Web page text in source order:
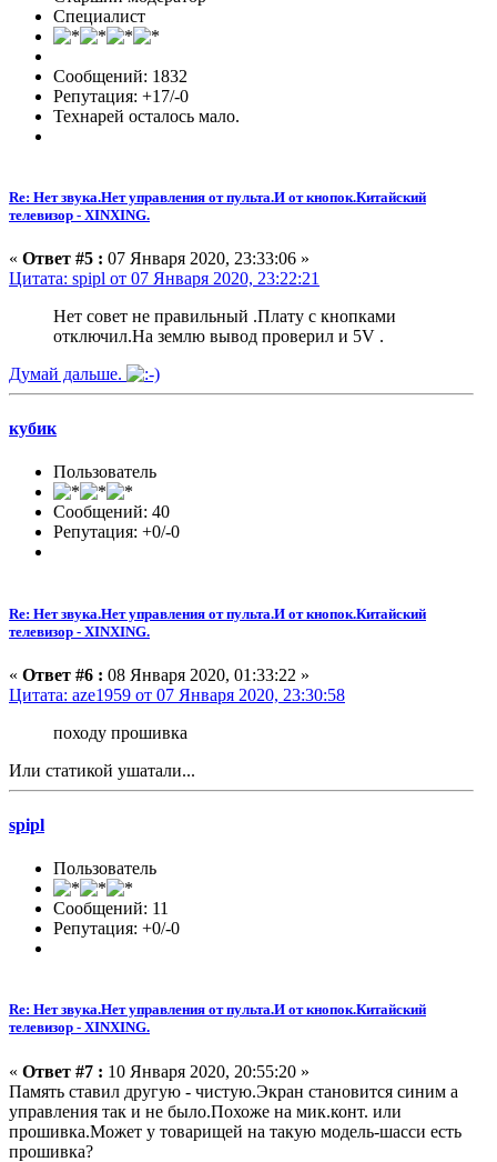
Специалист
Сообщений: 1832
Репутация: +17/-0
Технарей осталось мало.
Re: Нет звука.Нет управления от пульта.И от кнопок.Китайский
телевизор - XINXING.
« Ответ #5 : 07 Января 2020, 23:33:06 »
Цитата: spipl от 07 Января 2020, 23:22:21
Нет совет не правильный .Плату с кнопками
отключил.На землю вывод проверил и 5V .
Думай дальше.
кубик
Пользователь
Сообщений: 40
Репутация: +0/-0
Re: Нет звука.Нет управления от пульта.И от кнопок.Китайский
телевизор - XINXING.
« Ответ #6 : 08 Января 2020, 01:33:22 »
Цитата: aze1959 от 07 Января 2020, 23:30:58
походу прошивка
Или статикой ушатали...
spipl
Пользователь
Сообщений: 11
Репутация: +0/-0
Re: Нет звука.Нет управления от пульта.И от кнопок.Китайский
телевизор - XINXING.
« Ответ #7 : 10 Января 2020, 20:55:20 »
Память ставил другую - чистую.Экран становится синим а
управления так и не было.Похоже на мик.конт. или
прошивка.Может у товарищей на такую модель-шасси есть
прошивка?